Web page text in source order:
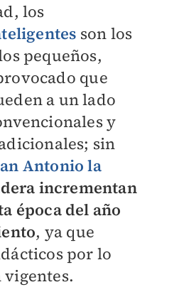
los
son los
pequeños,
que
a un lado
y
sin
Antonio la
incrementan
época del año
, ya que
por lo